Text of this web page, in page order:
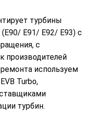
турбины
E91/ E92/ E93) с
с
производителей
используем
Turbo,
турбин.